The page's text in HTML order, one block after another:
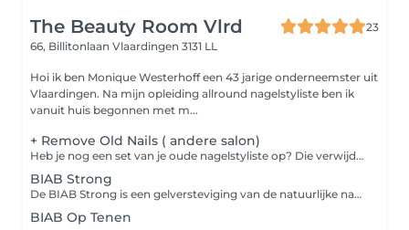
The Beauty Room Vlrd
23
66, Billitonlaan Vlaardingen 3131 LL
Hoi ik ben Monique Westerhoff een 43 jarige onderneemster uit
Vlaardingen. Na mijn opleiding allround nagelstyliste ben ik
vanuit huis begonnen met m...
+ Remove Old Nails ( andere salon)
Heb je nog een set van je oude nagelstyliste op? Die verwijderen we eerst compleet, geen uitzonderingen. Zo hebben wij in onze relatie een Fresh start en geen akward (nagel) situaties.
BIAB Strong
De BIAB Strong is een gelversteviging van de natuurlijke nagel op de eigen lengte of een nabehandeling van kunstnagels. We verstevigen de vrije rand en corrigeren een afwijkende groei of vorm waar nodig. Wil je een extra zoals Babyboom of French Manicure kies dan onder categorie extra's.
BIAB Op Tenen